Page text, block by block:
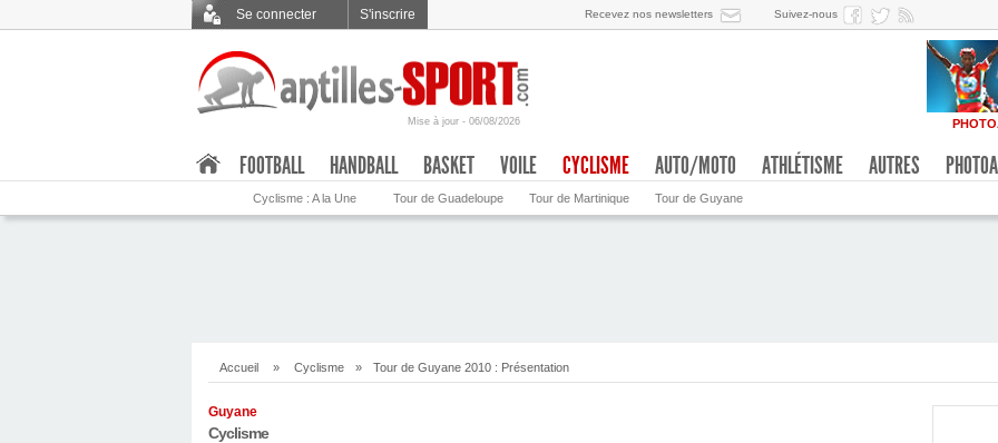
Se connecter S'inscrire Recevez nos newsletters Suivez-nous
Mise à jour - 06/08/2026
FOOTBALL HANDBALL BASKET VOILE CYCLISME
Cyclisme : A la Une Tour de Guadeloupe Tour de Martinique Tour de Guyane
AUTO/MOTO ATHLÉTISME AUTRES
Accueil » Cyclisme » Tour de Guyane 2010 : Présentation
Guyane
Cyclisme